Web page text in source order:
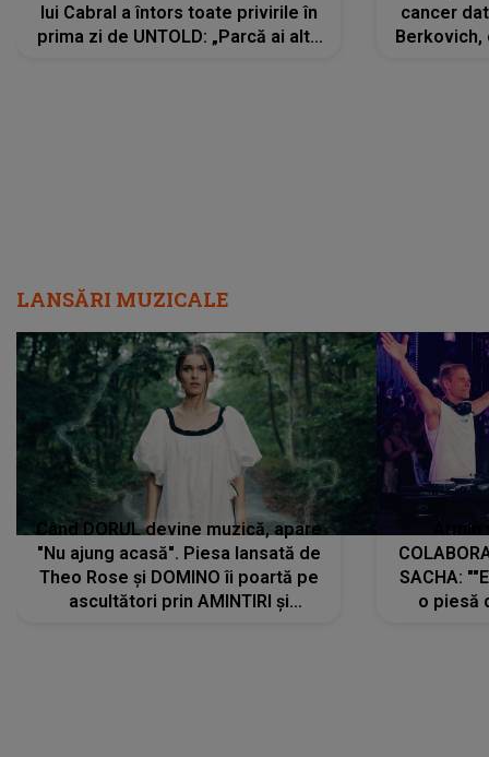
lui Cabral a întors toate privirile în
prima zi de UNTOLD: „Parcă ai altă
cancer
Berkovich,
LANSĂRI MUZICALE
Când DORUL devine muzică, apare
"Nu ajung acasă". Piesa lansată de
Theo Rose și DOMINO îi poartă pe
ascultători prin AMINTIRI și
SACHA:
o piesă